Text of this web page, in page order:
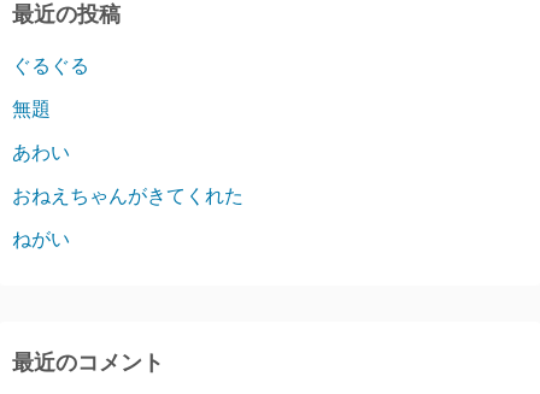
最近の投稿
ぐるぐる
無題
あわい
おねえちゃんがきてくれた
ねがい
最近のコメント